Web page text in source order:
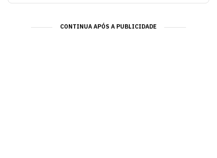
CONTINUA APÓS A PUBLICIDADE